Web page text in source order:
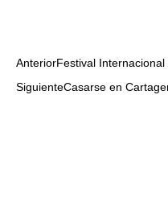
AnteriorFestival
SiguienteCasarse en